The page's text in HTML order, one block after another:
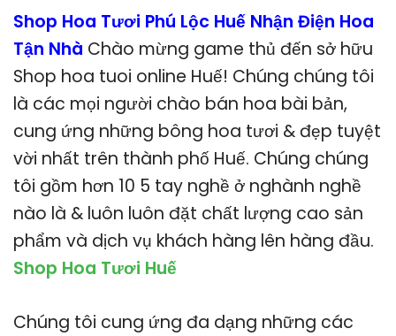
Shop Hoa Tươi Phú Lộc Huế Nhận Điện Hoa
Tận Nhà Chào mừng game thủ đến sở hữu
Shop hoa tuoi online Huế! Chúng chúng tôi
là các mọi người chào bán hoa bài bản,
cung ứng những bông hoa tươi & đẹp tuyệt
vời nhất trên thành phố Huế. Chúng chúng
tôi gồm hơn 10 5 tay nghề ở nghành nghề
nào là & luôn luôn đặt chất lượng cao sản
phẩm và dịch vụ khách hàng lên hàng đầu.
Shop Hoa Tươi Huế
Chúng tôi cung ứng đa dạng những các